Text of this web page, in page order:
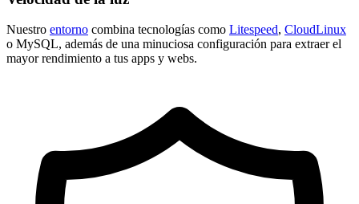
Nuestro entorno combina tecnologías como Litespeed, CloudLinux
o MySQL, además de una minuciosa configuración para extraer el
mayor rendimiento a tus apps y webs.